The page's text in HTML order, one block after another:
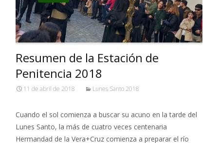
Resumen de la Estación de
Penitencia 2018
11 de abril de 2018 Lunes Santo 2018
Cuando el sol comienza a buscar su acuno en la tarde del
Lunes Santo, la más de cuatro veces centenaria
Hermandad de la Vera+Cruz comienza a preparar el río